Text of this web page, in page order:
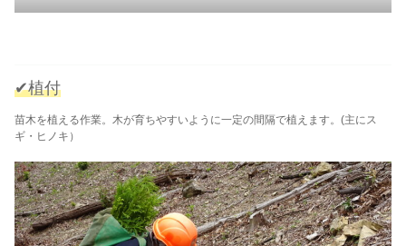
✔植付
苗木を植える作業。木が育ちやすいように一定の間隔で植えます。(主にス
ギ・ヒノキ）